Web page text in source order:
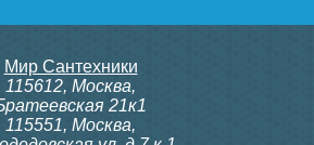
к давлению
может заржаветь, например, если
слить воду и не залить новую.
преимуществами стальных
являютсявысокая теплоотдача и
Мир Сантехники
115612, Москва,
21к1
115551, Москва,